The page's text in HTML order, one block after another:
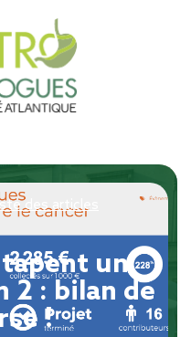
des articles
un
2 : bilan de
!